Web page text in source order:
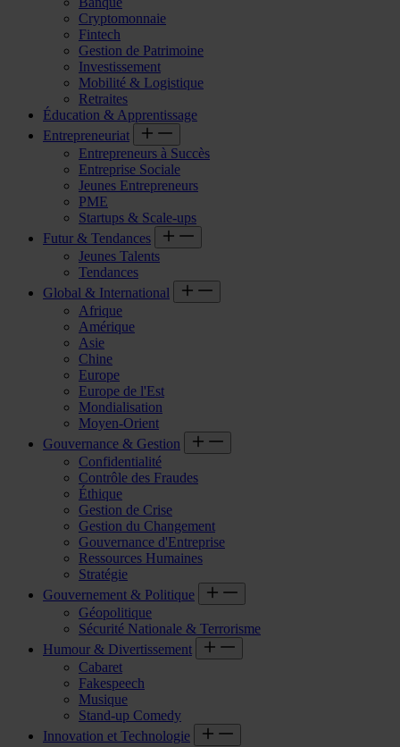
Cryptomonnaie
Fintech
Gestion de Patrimoine
Investissement
Mobilité & Logistique
Retraites
Éducation & Apprentissage
Entrepreneuriat
Entrepreneurs à Succès
Entreprise Sociale
Jeunes Entrepreneurs
PME
Startups & Scale-ups
Futur & Tendances
Jeunes Talents
Tendances
Global & International
Afrique
Amérique
Asie
Chine
Europe
Europe de l'Est
Mondialisation
Moyen-Orient
Gouvernance & Gestion
Confidentialité
Contrôle des Fraudes
Éthique
Gestion de Crise
Gestion du Changement
Gouvernance d'Entreprise
Ressources Humaines
Stratégie
Gouvernement & Politique
Géopolitique
Sécurité Nationale & Terrorisme
Humour & Divertissement
Cabaret
Fakespeech
Musique
Stand-up Comedy
Innovation et Technologie